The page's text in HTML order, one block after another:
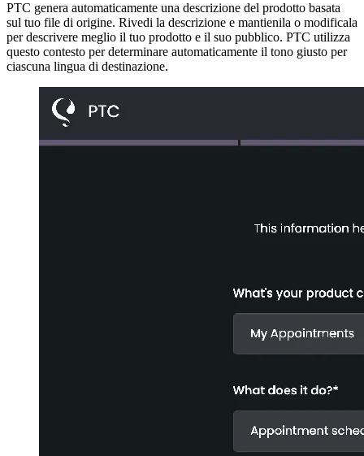
PTC genera automaticamente una descrizione del prodotto basata
sul tuo file di origine. Rivedi la descrizione e mantienila o modificala
per descrivere meglio il tuo prodotto e il suo pubblico. PTC utilizza
questo contesto per determinare automaticamente il tono giusto per
ciascuna lingua di destinazione.